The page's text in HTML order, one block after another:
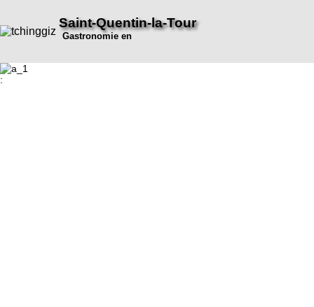
Saint-Quentin-la-Tour
Gastronomie en
: